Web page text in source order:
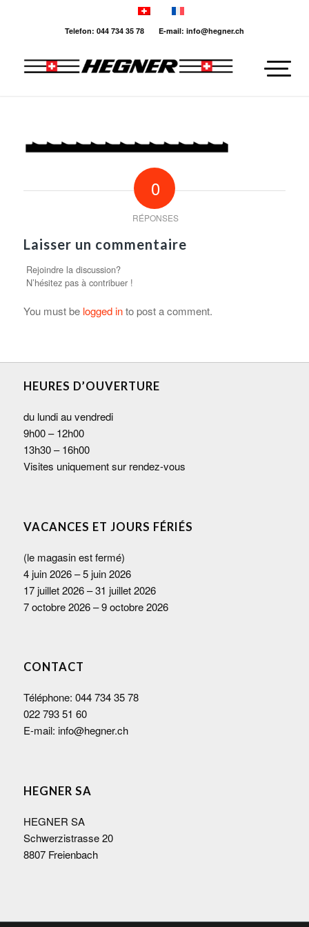
Telefon: 044 734 35 78 E-mail: info@hegner.ch
0
RÉPONSES
Laisser un commentaire
Rejoindre la discussion?
N’hésitez pas à contribuer !
You must be logged into post a comment.
HEURES D’OUVERTURE
du lundi au vendredi
9h00 – 12h00
13h30 – 16h00
Visites uniquement sur rendez-vous
VACANCES ET JOURS FÉRIÉS
(le magasin est fermé)
4 juin 2026 – 5 juin 2026
17 juillet 2026 – 31 juillet 2026
7 octobre 2026 – 9 octobre 2026
CONTACT
Téléphone: 044 734 35 78
022 793 51 60
E-mail: info@hegner.ch
HEGNER SA
HEGNER SA
Schwerzistrasse 20
8807 Freienbach